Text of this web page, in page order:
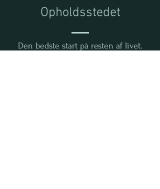
Opholdsstedet
Den bedste start på resten af livet.